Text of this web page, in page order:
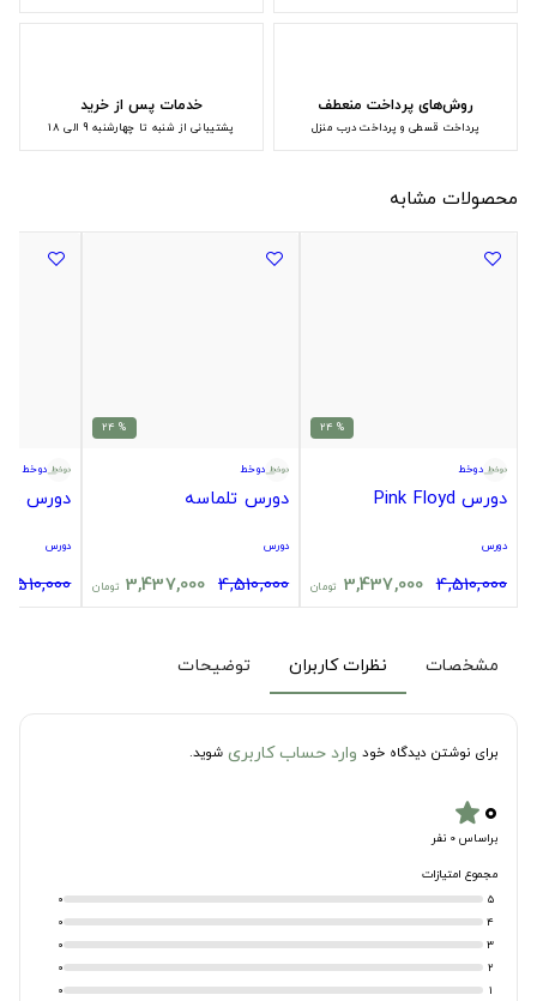
روش‌های پرداخت منعطف
پرداخت قسطی و پرداخت درب منزل
خدمات پس از خرید
پشتیبانی از شنبه تا چهارشنبه 9 الی 18
محصولات مشابه
% 24
دوخط
دورس Pink Floyd
دورس
4,510,000
3,437,000 تومان
% 24
دوخط
دورس تلماسه
دورس
4,510,000
3,437,000 تومان
دوخط
دورس The Beatles
دورس
4,510,000
مشخصات نظرات کاربران توضیحات
برای نوشتن دیدگاه خود وارد حساب کاربری شوید.
۰star
براساس 0 نفر
مجموع امتیازات
5
0
4
0
3
0
2
0
1
0